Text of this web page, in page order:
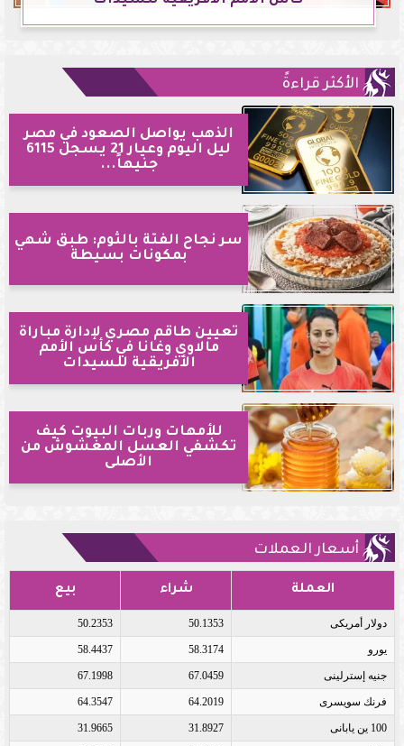
الأكثر قراءةً
الذهب يواصل الصعود في مصر
ليل اليوم وعيار 21 يسجل 6115
جنيهاً...
سر نجاح الفتة بالثوم: طبق شهي
بمكونات بسيطة
تعيين طاقم مصري لإدارة مباراة
مالاوي وغانا في كأس الأمم
الأفريقية للسيدات
للأمهات وربات البيوت كيف
تكشفي العسل المغشوش من
الأصلى
أسعار العملات
العملة شراء بيع
دولار أمريكى 50.1353
50.2353
يورو 58.3174
58.4437
جنيه إسترلينى 67.0459
67.1998
فرنك سويسرى 64.2019
64.3547
100 ين يابانى 31.8927
31.9665